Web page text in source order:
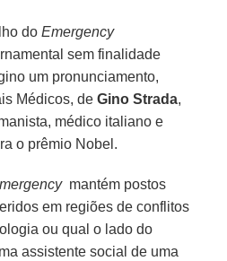
doEmergency
sem finalidade
um pronunciamento,
Médicos, de Gino Strada,
médico italiano e
o prêmio Nobel.
mantém postos
em regiões de conflitos
ou qual o lado do
assistente social de uma